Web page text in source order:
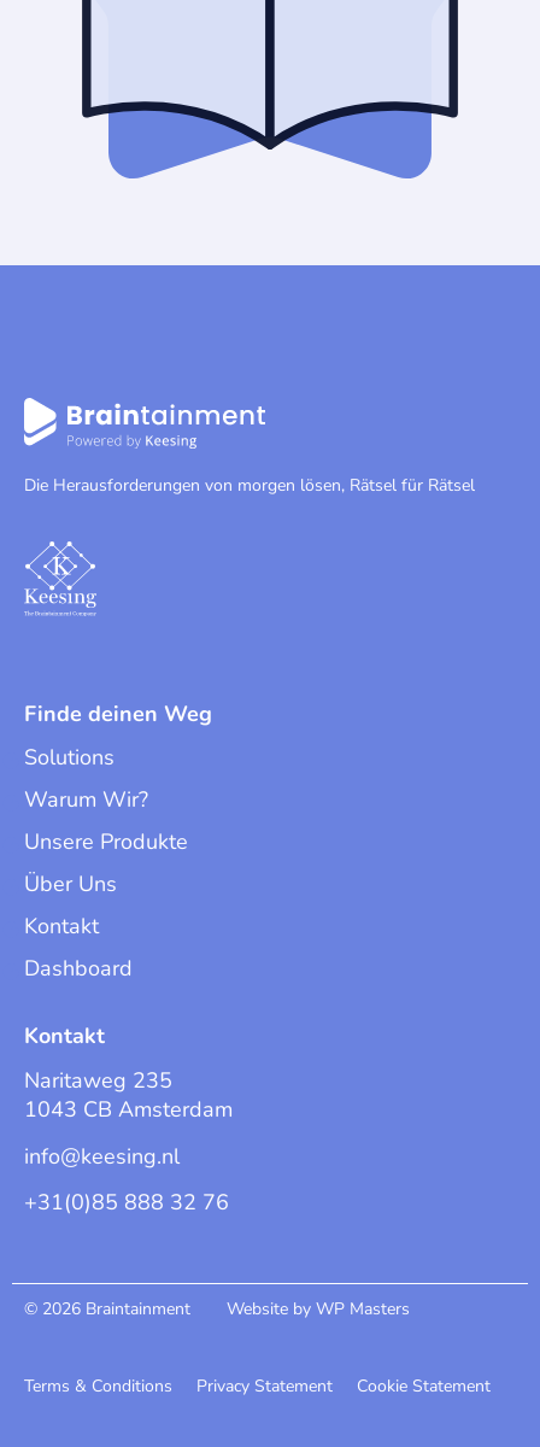
Die Herausforderungen von morgen lösen, Rätsel für Rätsel
Finde deinen Weg
Solutions
Warum Wir?
Unsere Produkte
Über Uns
Kontakt
Dashboard
Kontakt
Naritaweg 235
1043 CB Amsterdam
info@keesing.nl
+31(0)85 888 32 76
© 2026 Braintainment Website by WP Masters
Terms & Conditions Privacy Statement Cookie Statement